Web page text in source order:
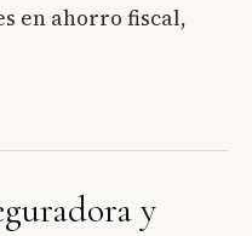
en ahorro fiscal,
y